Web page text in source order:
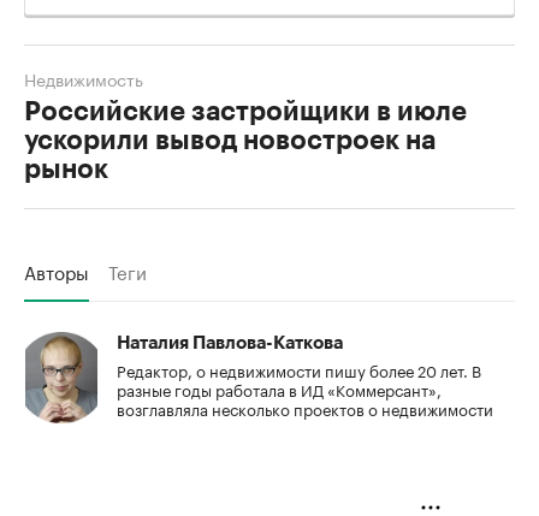
Российские застройщики в июле
ускорили вывод новостроек на
рынок
Недвижимость
Авторы Теги
Наталия Павлова-Каткова
Редактор, о недвижимости пишу более 20 лет. В
разные годы работала в ИД «Коммерсант»,
возглавляла несколько проектов о недвижимости